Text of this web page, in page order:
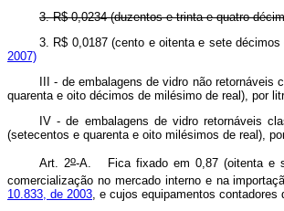
3. R$ 0,0234 (duzentos e trinta e quatro
3. R$ 0,0187 (cento e oitenta e sete
2007)
III - de embalagens de vidro não
quarenta e oito décimos de milésimo de real), por
IV - de embalagens de vidro retornáveis
(setecentos e quarenta e oito milésimos de real),
Art. 2o-A. Fica fixado em 0,87 (oitenta e
comercialização no mercado interno e na
10.833, de 2003 , e cujos equipamentos